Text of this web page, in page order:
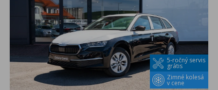
Zimné kolesá
v cene
5-ročný servis
grátis